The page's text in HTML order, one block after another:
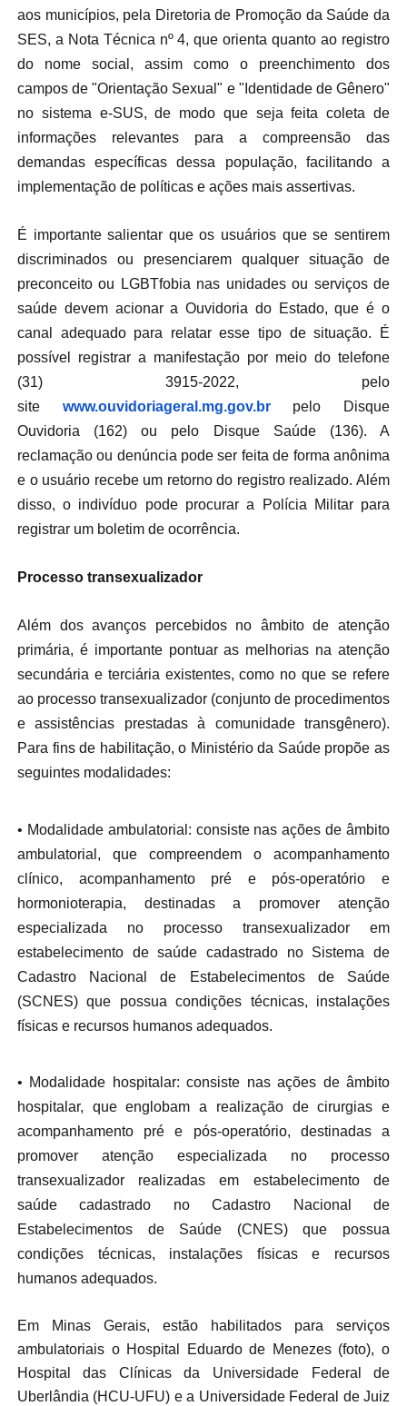
aos municípios, pela Diretoria de Promoção da Saúde da
SES, a Nota Técnica nº 4, que orienta quanto ao registro
do nome social, assim como o preenchimento dos
campos de "Orientação Sexual" e "Identidade de Gênero"
no sistema e-SUS, de modo que seja feita coleta de
informações relevantes para a compreensão das
demandas específicas dessa população, facilitando a
implementação de políticas e ações mais assertivas.
É importante salientar que os usuários que se sentirem
discriminados ou presenciarem qualquer situação de
preconceito ou LGBTfobia nas unidades ou serviços de
saúde devem acionar a Ouvidoria do Estado, que é o
canal adequado para relatar esse tipo de situação. É
possível registrar a manifestação por meio do telefone
(31) 3915-2022, pelo
site www.ouvidoriageral.mg.gov.brpelo Disque
Ouvidoria (162) ou pelo Disque Saúde (136). A
reclamação ou denúncia pode ser feita de forma anônima
e o usuário recebe um retorno do registro realizado. Além
disso, o indivíduo pode procurar a Polícia Militar para
registrar um boletim de ocorrência.
Processo transexualizador
Além dos avanços percebidos no âmbito de atenção
primária, é importante pontuar as melhorias na atenção
secundária e terciária existentes, como no que se refere
ao processo transexualizador (conjunto de procedimentos
e assistências prestadas à comunidade transgênero).
Para fins de habilitação, o Ministério da Saúde propõe as
seguintes modalidades:
• Modalidade ambulatorial: consiste nas ações de âmbito
ambulatorial, que compreendem o acompanhamento
clínico, acompanhamento pré e pós-operatório e
hormonioterapia, destinadas a promover atenção
especializada no processo transexualizador em
estabelecimento de saúde cadastrado no Sistema de
Cadastro Nacional de Estabelecimentos de Saúde
(SCNES) que possua condições técnicas, instalações
físicas e recursos humanos adequados.
• Modalidade hospitalar: consiste nas ações de âmbito
hospitalar, que englobam a realização de cirurgias e
acompanhamento pré e pós-operatório, destinadas a
promover atenção especializada no processo
transexualizador realizadas em estabelecimento de
saúde cadastrado no Cadastro Nacional de
Estabelecimentos de Saúde (CNES) que possua
condições técnicas, instalações físicas e recursos
humanos adequados.
Em Minas Gerais, estão habilitados para serviços
ambulatoriais o Hospital Eduardo de Menezes (foto), o
Hospital das Clínicas da Universidade Federal de
Uberlândia (HCU-UFU) e a Universidade Federal de Juiz